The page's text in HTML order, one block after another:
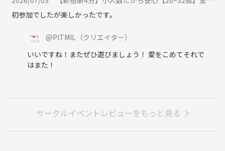
いです！
#ボードゲーム
#飲み会
-----------------
『誰かとミステリーを楽しもう』
初参加でしたが楽しかったです。
@PITMIL
（クリエイター）
いいですね！またぜひ遊びましょう！ 愛をこめてそれで
はまた！
サークルイベントレビューをもっと見る